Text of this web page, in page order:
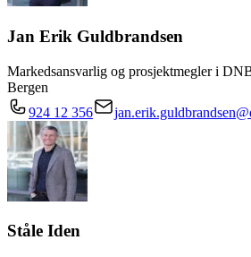
Jan Erik Guldbrandsen
Markedsansvarlig og prosjektmegler i
Bergen
924 12 356
Ståle Iden